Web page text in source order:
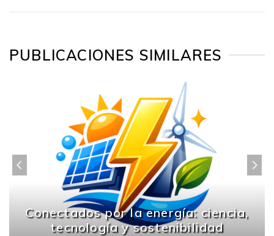
PUBLICACIONES SIMILARES
Conectados por la energía: ciencia,
tecnología y sostenibilidad